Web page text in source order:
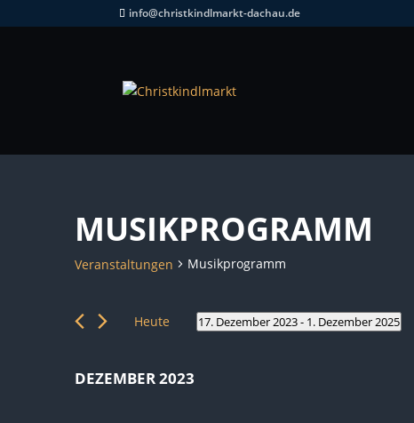
info@christkindlmarkt-dachau.de
MUSIKPROGRAMM
Veranstaltungen Musikprogramm
VERANSTALTUNGEN
Heute 17. Dezember 2023 - 1. Dezember 2025
DEZEMBER 2023